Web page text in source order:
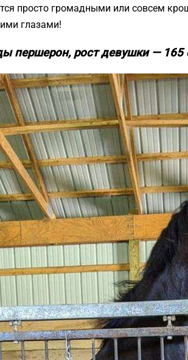
просто громадными или совсем
глазами!
першерон, рост девушки — 165